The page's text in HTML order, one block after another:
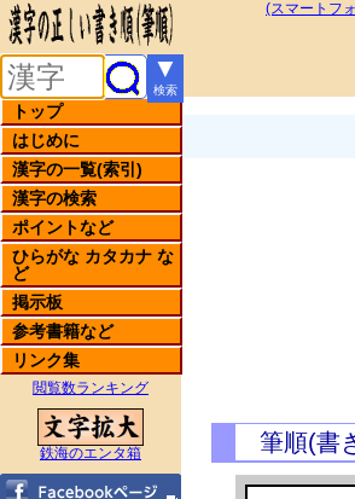
(スマートフ
▼
検索
トップ
はじめに
漢字の一覧(索引)
漢字の検索
ポイントなど
ひらがな カタカナ な
ど
掲示板
参考書籍など
リンク集
閲覧数ランキング
鉄海のエンタ箱 筆順(書